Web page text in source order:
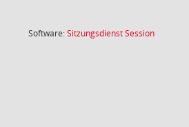
Software:SitzungsdienstSession(Wird in